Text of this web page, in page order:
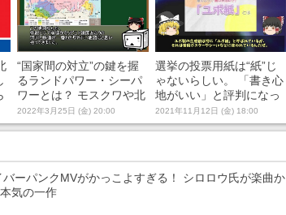
“国家間の対立”の鍵を握
るランドパワー・シーパ
ワーとは？ モスクワや北
京を例に「統治」や「支
配」について地政学的に
2022年3月25日 (金) 20:00
選挙の投票用紙は“紙”じ
ゃないらしい。 「書き心
地がいい」と評判になっ
た“ユポ紙”製法の秘密を
解説してみた
2021年11月12日 (金) 18:00
バーパンクMVがかっこよすぎる！ シロロウ氏が楽曲か
気の一作